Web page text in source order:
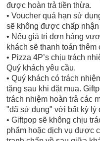
được hoàn trả tiền thừa.
• Voucher quá hạn sử
sẽ không được chấp nhận
• Nếu giá trị đơn hàng
khách sẽ thanh toán
• Pizza 4P’s chịu trách
Quý khách yêu cầu.
• Quý khách có trách
tặng sau khi đặt mua.
trách nhiệm hoàn trả các
"đã sử dụng" với bất kỳ lý
• Giftpop sẽ không chịu
phẩm hoặc dịch vụ được